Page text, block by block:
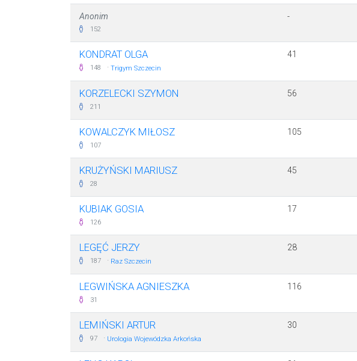
Anonim
152
-
KONDRAT OLGA
148 · Trigym Szczecin
41
KORZELECKI SZYMON
211
56
KOWALCZYK MIŁOSZ
107
105
KRUŻYŃSKI MARIUSZ
28
45
KUBIAK GOSIA
126
17
LEGĘĆ JERZY
187 · Raz Szczecin
28
LEGWIŃSKA AGNIESZKA
31
116
LEMIŃSKI ARTUR
97 · Urologia Wojewódzka Arkońska
30